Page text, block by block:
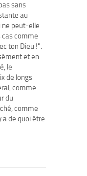
sans
au
ne peut-elle
cas comme
ton Dieu !".
et en
le
de longs
comme
du
comme
a de quoi être